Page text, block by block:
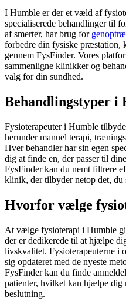
I Humble er der et væld af
specialiserede behandlinger til
af smerter, har brug for
forbedre din fysiske præstation,
gennem FysFinder. Vores
sammenligne klinikker og
valg for din sundhed.
Behandlingstyper i
Fysioterapeuter i Humble
herunder manuel terapi,
Hver behandler har sin egen
dig at finde en, der passer til
FysFinder kan du nemt filtrere
klinik, der tilbyder netop det, du
Hvorfor vælge
At vælge fysioterapi i Humble
der er dedikerede til at hjælpe
livskvalitet. Fysioterapeuterne i
sig opdateret med de nyeste
FysFinder kan du finde
patienter, hvilket kan hjælpe dig
beslutning.